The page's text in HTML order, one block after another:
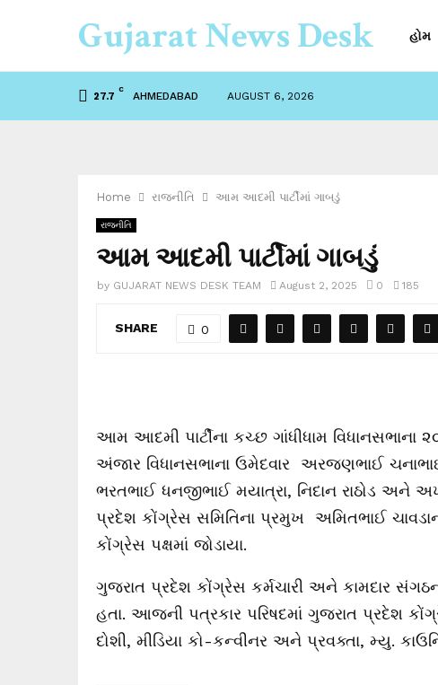
Gujarat News Desk હોમ
27.7
C
AHMEDABAD AUGUST 6, 2026
Home રાજનીતિ આમ આદમી પાર્ટીમાં ગાબડું
રાજનીતિ
આમ આદમી પાર્ટીમાં ગાબડું
by GUJARAT NEWS DESK TEAM August 2, 2025 0 185
SHARE 0
આમ આદમી પાર્ટીના કચ્છ ગાંધીધામ વિધાનસભાના
અંજાર વિધાનસભાના ઉમેદવાર અરજણભાઈ
ભરતભાઈ ધનજીભાઈ મયાત્રા, નિદાન રાઠોડ અને
પ્રદેશ કોંગ્રેસ સમિતિના પ્રમુખ અમિતભાઈ
કોંગ્રેસ પક્ષમાં જોડાયા.
ગુજરાત પ્રદેશ કોંગ્રેસ કર્મચારી અને કામદાર
હતા. આજની પત્રકાર પરિષદમાં ગુજરાત પ્રદેશ
દોશી, મીડિયા કો-કન્વીનર અને પ્રવક્તા, મ્યુ.